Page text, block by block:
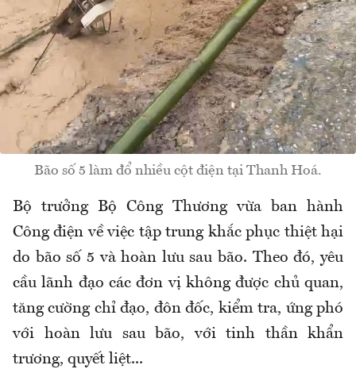
Bão số 5 làm đổ nhiều cột điện tại Thanh Hoá.
Bộ trưởng Bộ Công Thương vừa ban hành
Công điện về việc tập trung khắc phục thiệt hại
do bão số 5 và hoàn lưu sau bão. Theo đó, yêu
cầu lãnh đạo các đơn vị không được chủ quan,
tăng cường chỉ đạo, đôn đốc, kiểm tra, ứng phó
với hoàn lưu sau bão, với tinh thần khẩn
trương, quyết liệt...